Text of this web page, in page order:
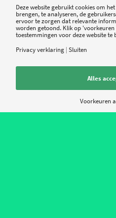
Deze website gebruikt cookies om
brengen, te analyseren, de
ervoor te zorgen dat relevante
worden getoond. Klik op
toestemmingen voor deze website te
Privacy verklaring | Sluiten
Alles
Voorkeuren